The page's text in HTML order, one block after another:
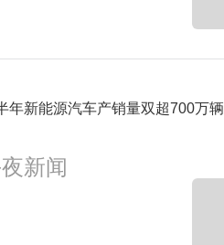
年新能源汽车产销量双超700万辆
新闻